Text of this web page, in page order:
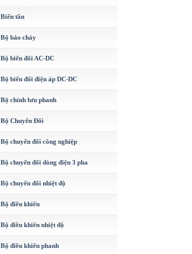
Biến tần
Bộ báo cháy
Bộ biến đổi AC-DC
Bộ biến đổi điện áp DC-DC
Bộ chỉnh lưu phanh
Bộ Chuyển Đổi
Bộ chuyển đổi công nghiệp
Bộ chuyển đổi dòng điện 3 pha
Bộ chuyển đổi nhiệt độ
Bộ điều khiển
Bộ điều khiển nhiệt độ
Bộ điều khiển phanh